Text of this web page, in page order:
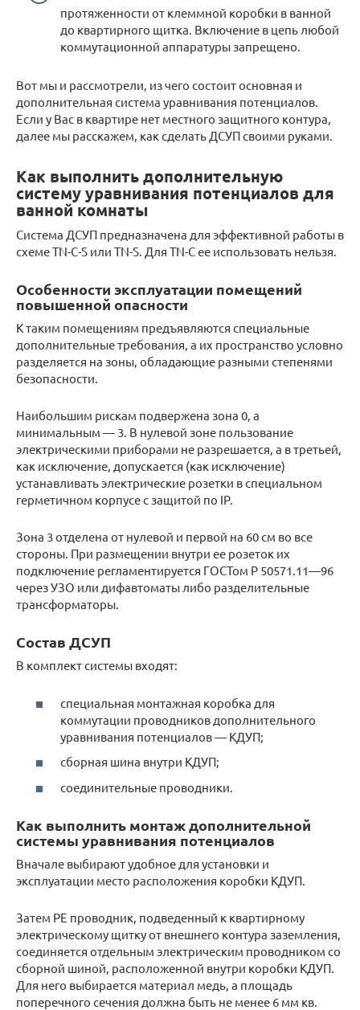
протяженности от клеммной коробки в ванной
до квартирного щитка. Включение в цепь любой
коммутационной аппаратуры запрещено.
Вот мы и рассмотрели, из чего состоит основная и
дополнительная система уравнивания потенциалов.
Если у Вас в квартире нет местного защитного контура,
далее мы расскажем, как сделать ДСУП своими руками.
Как выполнить дополнительную
систему уравнивания потенциалов для
ванной комнаты
Система ДСУП предназначена для эффективной работы в
схеме TN-C-S или TN-S. Для TN-C ее использовать нельзя.
Особенности эксплуатации помещений
повышенной опасности
К таким помещениям предъявляются специальные
дополнительные требования, а их пространство условно
разделяется на зоны, обладающие разными степенями
безопасности.
Наибольшим рискам подвержена зона 0, а
минимальным — 3. В нулевой зоне пользование
электрическими приборами не разрешается, а в третьей,
как исключение, допускается (как исключение)
устанавливать электрические розетки в специальном
герметичном корпусе с защитой по IP.
Зона 3 отделена от нулевой и первой на 60 см во все
стороны. При размещении внутри ее розеток их
подключение регламентируется ГОСТом Р 50571.11—96
через УЗО или дифавтоматы либо разделительные
трансформаторы.
Состав ДСУП
В комплект системы входят:
специальная монтажная коробка для
коммутации проводников дополнительного
уравнивания потенциалов — КДУП;
сборная шина внутри КДУП;
соединительные проводники.
Как выполнить монтаж дополнительной
системы уравнивания потенциалов
Вначале выбирают удобное для установки и
эксплуатации место расположения коробки КДУП.
Затем РЕ проводник, подведенный к квартирному
электрическому щитку от внешнего контура заземления,
соединяется отдельным электрическим проводником со
сборной шиной, расположенной внутри коробки КДУП.
Для него выбирается материал медь, а площадь
поперечного сечения должна быть не менее 6 мм кв.